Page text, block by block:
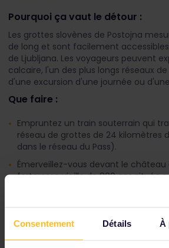
Consentement Détails À
Pourquoi ça vaut le détour :
Les grottes slovènes de Postojna
de long et sont facilement
de Ljubljana. Les voyageurs peuvent
calcaire, l'un des plus longs réseaux
d'une excursion d'une journée ou
Que faire :
Empruntez un train souterrain qui
réseau de grottes de 24 kilomètres
dans le réseau du Pass).
Émerveillez-vous devant le château
forteresse vieille de 800 ans située
peuplent le réseau de grottes, dont
ressemble à un bébé dragon, au